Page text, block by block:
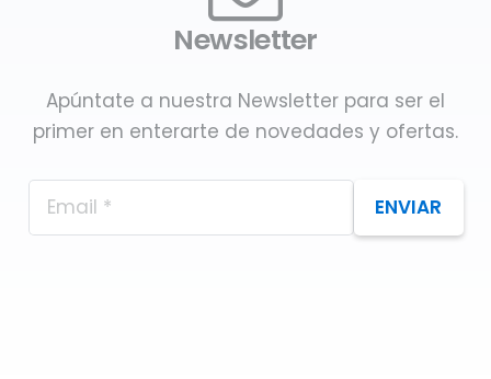
Newsletter
Apúntate a nuestra Newsletter para ser el
primer en enterarte de novedades y ofertas.
ENVIAR